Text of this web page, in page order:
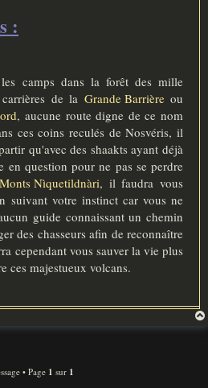
:
camps dans la forêt des mille
de la Grande Barrièreou
, aucune route digne de ce nom
ces coins reculés de Nosvéris, il
qu'avec des shaakts ayant déjà
en question pour ne pas se perdre
Monts Nìquetildnàri, il faudra vous
suivant votre instinct car vous ne
guide connaissant un chemin
des chasseurs afin de reconnaître
cependant vous sauver la vie plus
ces majestueux volcans.
• Page 1 sur 1